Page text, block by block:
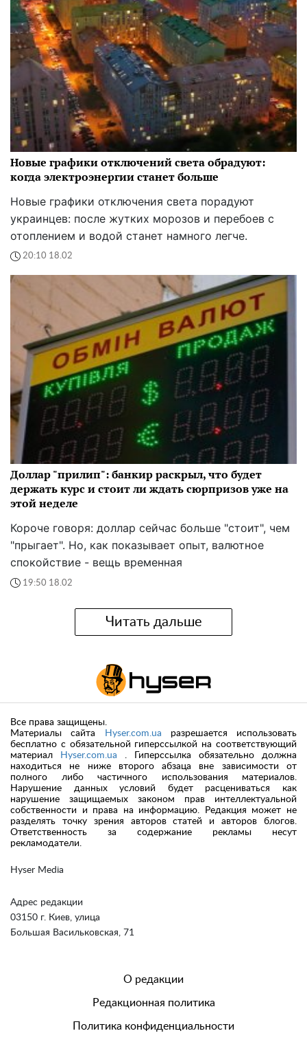
Новые графики отключений света обрадуют:
когда электроэнергии станет больше
Новые графики отключения света порадуют
украинцев: после жутких морозов и перебоев с
отоплением и водой станет намного легче.
20:10 18.02
Доллар "прилип": банкир раскрыл, что будет
держать курс и стоит ли ждать сюрпризов уже на
этой неделе
Короче говоря: доллар сейчас больше "стоит", чем
"прыгает". Но, как показывает опыт, валютное
спокойствие - вещь временная
19:50 18.02
Читать дальше
Hyser Media
Адрес редакции
03150 г. Киев, улица
Большая Васильковская, 71
Все права защищены.
Материалы сайта
Hyser.com.ua разрешается использовать
бесплатно с обязательной гиперссылкой на соответствующий
материал
Hyser.com.ua . Гиперссылка обязательно должна
находиться не ниже второго абзаца вне зависимости от
полного либо частичного использования материалов.
Нарушение данных условий будет расцениваться как
нарушение защищаемых законом прав интеллектуальной
собственности и права на информацию. Редакция может не
разделять точку зрения авторов статей и авторов блогов.
Ответственность за содержание рекламы несут
рекламодатели.
О редакции
Редакционная политика
Политика конфиденциальности